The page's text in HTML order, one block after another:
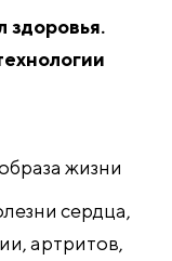
здоровья.
жизни
сердца,
артритов,